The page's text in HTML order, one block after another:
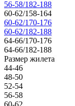
56-58/182-188
60-62/158-164
60-62/170-176
60-62/182-188
64-66/170-176
64-66/182-188
Размер жилета
44-46
48-50
52-54
56-58
60-62